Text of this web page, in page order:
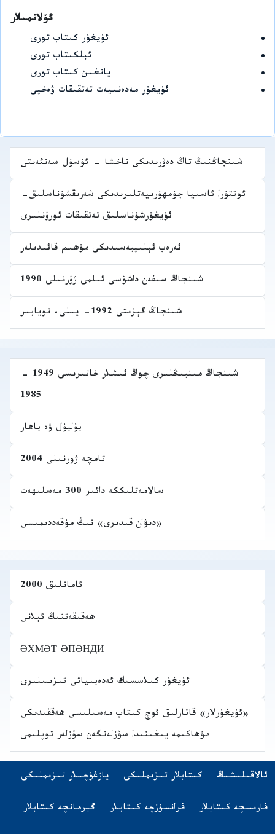
ئۇلانمىلار
ئۇيغۇر كىتاب تورى
ئېلكىتاب تورى
يانغىن كىتاب تورى
ئۇيغۇر مەدەنىيەت تەتقىقات ۋەخپى
شىنجاڭنىڭ تاڭ دەۋرىدىكى ناخشا - ئۇسۇل سەنئەىتى
ئوتتۇرا ئاسىيا جۇمھۇرىيەتلىرىدىكى شەرىقشۇناسلىق-
ئۇيغۇرشۇناسلىق تەتقىقات ئورۇنلىرى
ئەرەب ئېلىپبەسىدىكى مۇھىم قائىدىلەر
شىنجاڭ سىفەن داشۆسى ئىلمى ژۇرنىلى 1990
شىنجاڭ گېزىتى 1992- يىلى، نويابىر
شىنجاڭ مىنبىڭلىرى چوڭ ئىشلار خاتىرىسى 1949 -
1985
بۇلبۇل ۋە باھار
تامچە ژورنىلى 2004
سالامەتلىككە دائىر 300 مەسلىھەت
«دىۋان قىدىرى» نىڭ مۇقەددىمىسى
ئامانلىق 2000
ھەقىقەتنىڭ ئېلانى
ӘХМӘТ ӘПӘНДИ
ئۇيغۇر كىلاسسىك ئەدەبىياتى تىزىسلىرى
«ئۇيغۇرلار» قاتارلىق ئۈچ كىتاپ مەسىلىسى ھەققىدىكى
مۇھاكىمە يىغىنىدا سۆزلەنگەن سۆزلەر توپلىمى
Navigation
ئالاقىلىشىڭ كىتابلار تىزىملىكى
(opens in new tab) يازغۇچىلار تىزىملىكى
باشقا تىلدىكى كىتابلار
فارىسچە كىتابلار
(opens in new tab) فرانسۇزچە كىتابلار
(opens in new tab) گېرمانچە كىتابلار
(opens in new tab)